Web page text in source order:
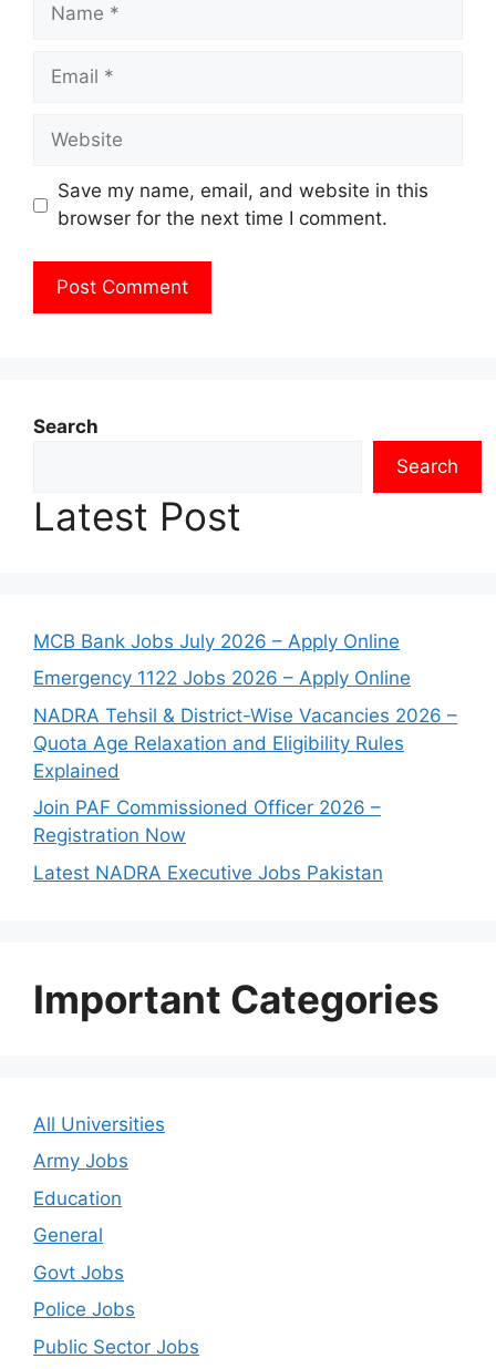
Email
Website
Save my name, email, and website in this
browser for the next time I comment.
Search
Search
Latest Post
MCB Bank Jobs July 2026 – Apply Online
Emergency 1122 Jobs 2026 – Apply Online
NADRA Tehsil & District-Wise Vacancies 2026 –
Quota Age Relaxation and Eligibility Rules
Explained
Join PAF Commissioned Officer 2026 –
Registration Now
Latest NADRA Executive Jobs Pakistan
Important Categories
All Universities
Army Jobs
Education
General
Govt Jobs
Police Jobs
Public Sector Jobs